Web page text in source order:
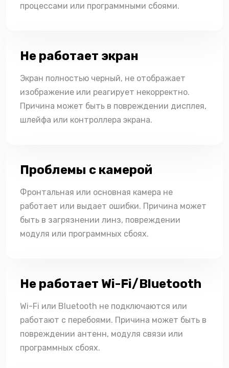
процессами или программными сбоями.
Не работает экран
Экран полностью черный, не отображает
изображение или реагирует некорректно.
Причина может быть в повреждении дисплея,
шлейфа или контроллера экрана.
Проблемы с камерой
Фронтальная или основная камера не
работает или выдает ошибки. Причина может
быть в загрязнении линз, повреждении
модуля или программных сбоях.
Не работает Wi-Fi/Bluetooth
Wi-Fi или Bluetooth не подключаются или
работают с перебоями. Причина может быть в
повреждении антенн, модуля связи или
программных сбоях.